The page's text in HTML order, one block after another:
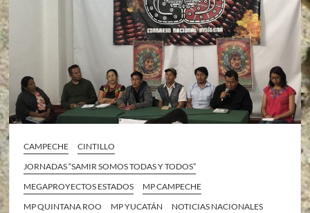
CAMPECHE
CINTILLO
JORNADAS “SAMIR SOMOS TODAS Y TODOS”
MEGAPROYECTOS ESTADOS
MP CAMPECHE
MP QUINTANA ROO
MP YUCATÁN
NOTICIAS NACIONALES